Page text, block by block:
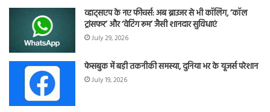
व्हाट्सएप के नए फीचर्स: अब ब्राउजर से भी कॉलिंग, ‘कॉल
ट्रांसफर’ और ‘वेटिंग रूम’ जैसी शानदार सुविधाएं
July 29, 2026
फेसबुक में बड़ी तकनीकी समस्या, दुनिया भर के यूजर्स परेशान
July 19, 2026